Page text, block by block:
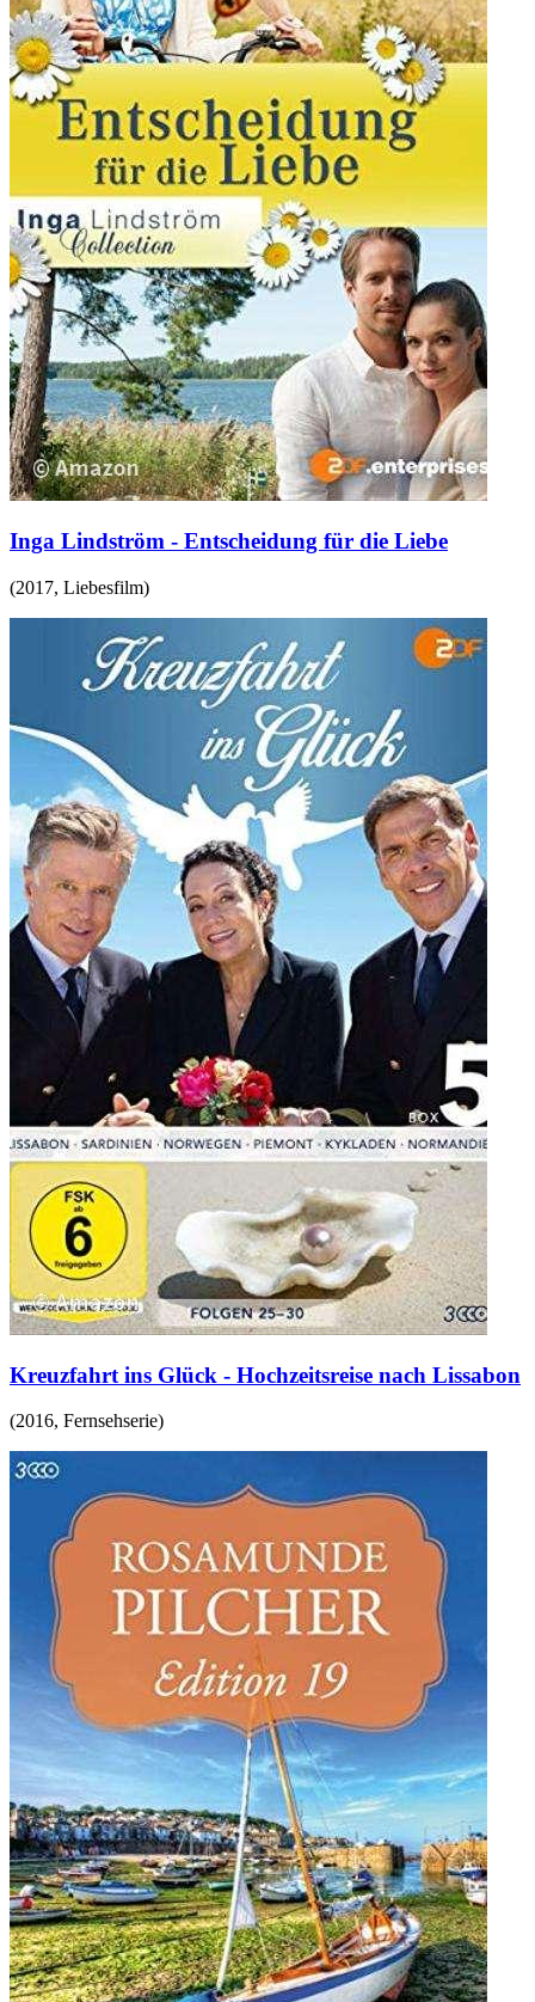
Inga Lindström - Entscheidung für die Liebe
(2017, Liebesfilm)
Kreuzfahrt ins Glück - Hochzeitsreise nach Lissabon
(2016, Fernsehserie)